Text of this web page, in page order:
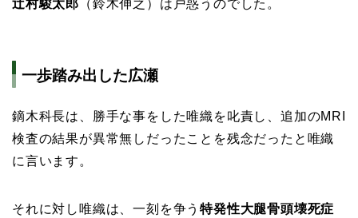
辻村駿太郎 （鈴木伸之）は戸惑うのでした。
一歩踏み出した広瀬
鏑木科長は、勝手な事をした唯織を叱責し、追加のMRI
検査の結果が異常無しだったことを残念だったと唯織
に言います。
それに対し唯織は、一刻を争う特発性大腿骨頭壊死症